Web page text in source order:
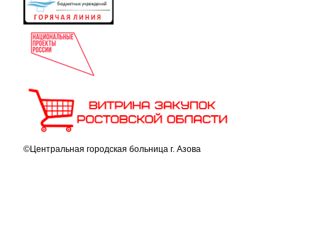
©Центральная городская больница г. Азова